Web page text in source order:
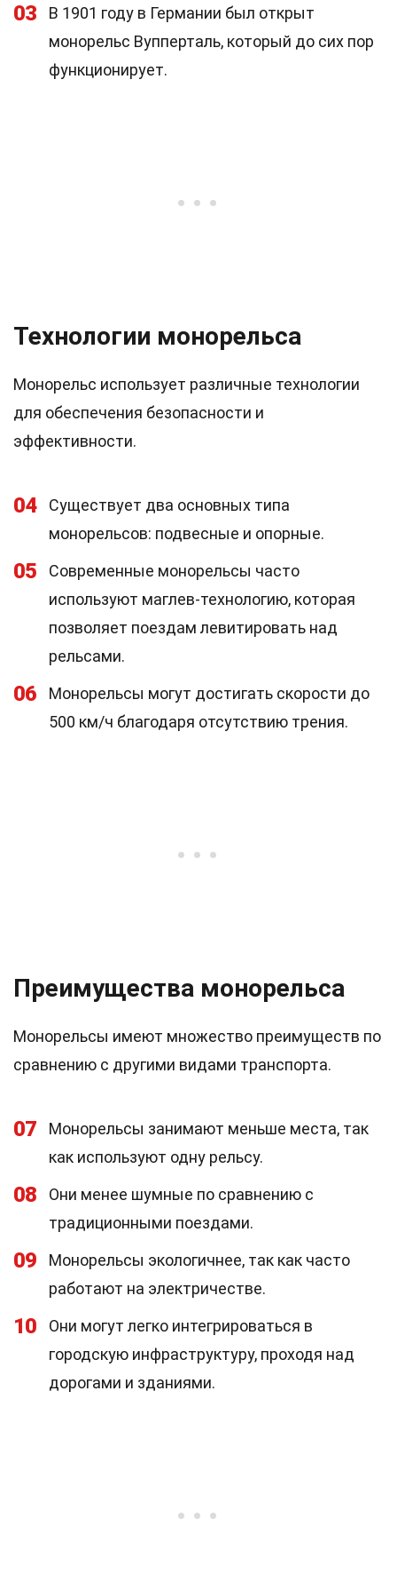
03
В 1901 году в Германии был открыт
монорельс Вупперталь, который до сих пор
функционирует.
Технологии монорельса
Монорельс использует различные технологии
для обеспечения безопасности и
эффективности.
04
Существует два основных типа
монорельсов: подвесные и опорные.
05
Современные монорельсы часто
используют маглев-технологию, которая
позволяет поездам левитировать над
рельсами.
06
Монорельсы могут достигать скорости до
500 км/ч благодаря отсутствию трения.
Преимущества монорельса
Монорельсы имеют множество преимуществ по
сравнению с другими видами транспорта.
07
Монорельсы занимают меньше места, так
как используют одну рельсу.
08
Они менее шумные по сравнению с
традиционными поездами.
09
Монорельсы экологичнее, так как часто
работают на электричестве.
10
Они могут легко интегрироваться в
городскую инфраструктуру, проходя над
дорогами и зданиями.